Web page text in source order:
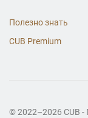
Полезно знать
CUB Premium
© 2022–2026 CUB -